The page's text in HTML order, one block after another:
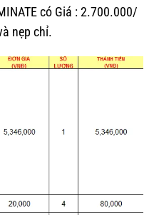
có Giá : 2.700.000/
nẹp chỉ.